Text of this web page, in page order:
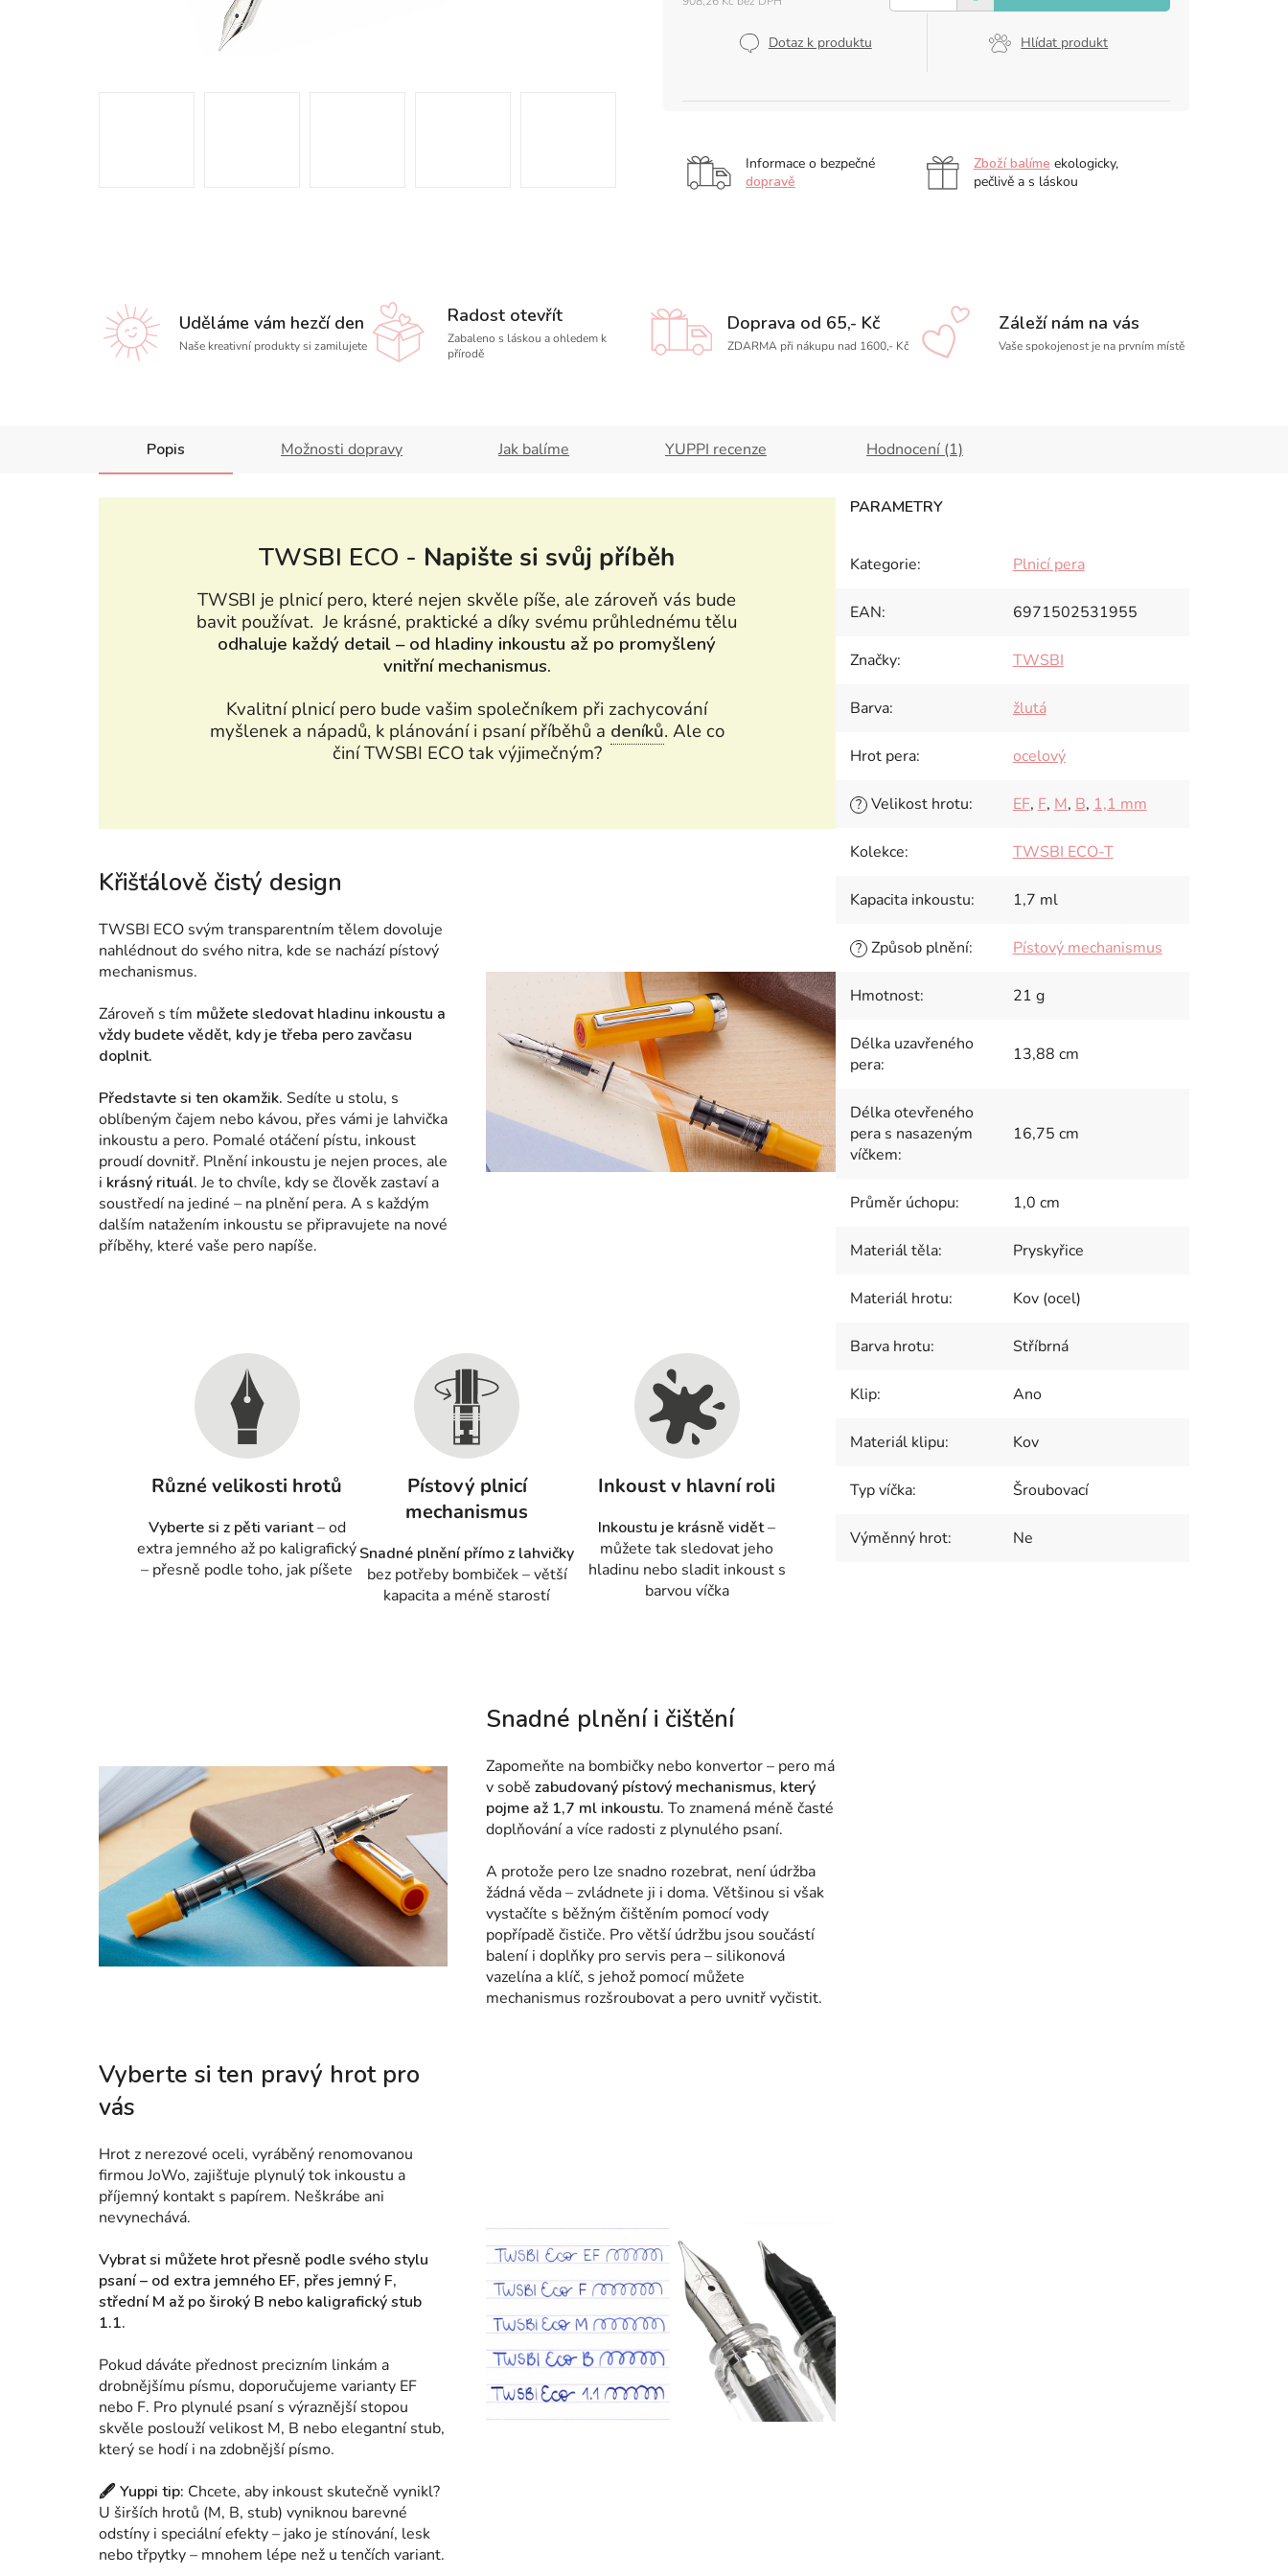
Dotaz k produktu Hlídat produkt
Informace o bezpečné
dopravě
Zboží balíme ekologicky,
pečlivě a s láskou
Uděláme vám hezčí den
Naše kreativní produkty si zamilujete
Radost otevřít
Zabaleno s láskou a ohledem k
přírodě
Doprava od 65,- Kč
ZDARMA při nákupu nad 1600,- Kč
Záleží nám na vás
Vaše spokojenost je na prvním místě
Popis Možnosti dopravy Jak balíme YUPPI recenze Hodnocení (1)
TWSBI ECO - Napište si svůj příběh
TWSBI je plnicí pero, které nejen skvěle píše, ale zároveň vás bude
bavit používat. Je krásné, praktické a díky svému průhlednému tělu
odhaluje každý detail – od hladiny inkoustu až po promyšlený
vnitřní mechanismus.
Kvalitní plnicí pero bude vašim společníkem při zachycování
myšlenek a nápadů, k plánování i psaní příběhů a deníků. Ale co
činí TWSBI ECO tak výjimečným?
Křišťálově čistý design
TWSBI ECO svým transparentním tělem dovoluje
nahlédnout do svého nitra, kde se nachází pístový
mechanismus.
Zároveň s tím můžetesledovat hladinu inkoustu a
vždy budete vědět, kdy je třeba pero zavčasu
doplnit.
Představte si ten okamžik. Sedíte u stolu, s
oblíbeným čajem nebo kávou, přes vámi je lahvička
inkoustu a pero. Pomalé otáčení pístu, inkoust
proudí dovnitř. Plnění inkoustu je nejen proces, ale
i krásný rituál. Je to chvíle, kdy se člověk zastaví a
soustředí na jediné – na plnění pera. A s každým
dalším natažením inkoustu se připravujete na nové
příběhy, které vaše pero napíše.
Různé velikosti hrotů
Vyberte si z pěti variant– od
extra jemného až po kaligrafický
– přesně podle toho, jak píšete
Pístový plnicí
mechanismus
Snadné plnění přímo z lahvičky
bez potřeby bombiček – větší
kapacita a méně starostí
Inkoust v hlavní roli
Inkoustu je krásně vidět–
můžete tak sledovat jeho
hladinu nebo sladit inkoust s
barvou víčka
Snadné plnění i čištění
Zapomeňte na bombičky nebo konvertor – pero má
v sobězabudovaný pístový mechanismus, který
pojme až 1,7 ml inkoustu. To znamená méně časté
doplňování a více radosti z plynulého psaní.
A protože pero lze snadno rozebrat, není údržba
žádná věda – zvládnete ji i doma. Většinou si však
vystačíte s běžným čištěním pomocí vody
popřípadě čističe. Pro větší údržbu jsou součástí
balení i doplňky pro servis pera – silikonová
vazelína a klíč, s jehož pomocí můžete
mechanismus rozšroubovat a pero uvnitř vyčistit.
Vyberte si ten pravý hrot pro
vás
Hrot z nerezové oceli, vyráběný renomovanou
firmou JoWo, zajišťuje plynulý tok inkoustu a
příjemný kontakt s papírem. Neškrábe ani
nevynechává.
Vybrat si můžete hrot přesně podle svého stylu
psaní – od extra jemného EF, přes jemný F,
střední M až po široký B nebo kaligrafický stub
1.1.
Pokud dáváte přednost precizním linkám a
drobnějšímu písmu, doporučujeme varianty EF
nebo F. Pro plynulé psaní s výraznější stopou
skvěle poslouží velikost M, B nebo elegantní stub,
který se hodí i na zdobnější písmo.
🖋 Yuppi tip: Chcete, aby inkoust skutečně vynikl?
U širších hrotů (M, B, stub) vyniknou barevné
odstíny i speciální efekty – jako je stínování, lesk
nebo třpytky – mnohem lépe než u tenčích variant.
Kategorie: Plnicí pera
EAN: 6971502531955
Značky: TWSBI
Barva: žlutá
Hrot pera: ocelový
? Velikost hrotu: EF, F, M, B, 1,1 mm
Kolekce: TWSBI ECO-T
Kapacita inkoustu: 1,7 ml
? Způsob plnění: Pístový mechanismus
Hmotnost: 21 g
Délka uzavřeného
pera: 13,88 cm
Délka otevřeného
pera s nasazeným
víčkem:
16,75 cm
Průměr úchopu: 1,0 cm
Materiál těla: Pryskyřice
Materiál hrotu: Kov (ocel)
Barva hrotu: Stříbrná
Klip: Ano
Materiál klipu: Kov
Typ víčka: Šroubovací
Výměnný hrot: Ne